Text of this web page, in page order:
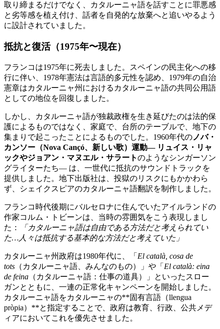
取り締まるだけでなく、カタルーニャ語を話すことに罪悪感
と劣等感を植え付け、話者を自発的な放棄へと追いやるよう
に設計されていました。
抵抗と復活（1975年〜現在）
フランコは1975年に死去しました。スペインの民主化への移
行に伴い、1978年憲法は言語的多元性を認め、1979年の自治
憲章はカタルーニャ州におけるカタルーニャ語の共同公用語
としての地位を回復しました。
しかし、カタルーニャ語が独裁政権を生き延びたのは法的保
護によるものではなく、家庭で、台所のテーブルで、地下の
集まりで起こったことによるものでした。1960年代の ノバ・
カンソー（Nova Cançó、新しい歌） 運動— リュイス・リャ
ックやジョアン・マヌエル・サラートのようなシンガーソン
グライターたち— は、一世代に抵抗のサウンドトラックを
提供しました。地下出版社は、投獄のリスクにもかかわら
ず、シェイクスピアのカタルーニャ語翻訳を制作しました。
フランコ時代後期にバルセロナに住んでいたアイルランドの
作家コルム・トビーンは、当時の雰囲気をこう表現しまし
た：
「カタルーニャ語は自由である方法だと考えられてい
た…人々は抵抗する基本的な方法だと考えていた」
カタルーニャ州政府は1980年代に、「 El català, cosa de
tots （カタルーニャ語、みんなのもの）」や「 El català: eina
de feina （カタルーニャ語：仕事の道具）」といったスロー
ガンとともに、一連の正常化キャンペーンを開始しました。
カタルーニャ語をカタルーニャの**固有言語（llengua
pròpia）**と指定することで、政府は教育、行政、公共メデ
ィアにおいてこれを優先させました。